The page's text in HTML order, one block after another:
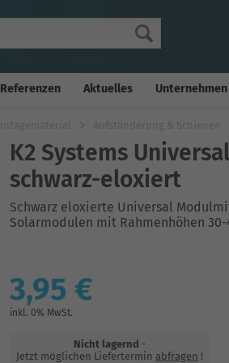
Referenzen Aktuelles Unternehmen
K2 Systems
schwarz-eloxiert
Schwarz eloxierte Universal
Solarmodulen mit Rahmenhöhen 30-
3,95 €
inkl. 0% MwSt.
Nicht lagernd -
Jetzt möglichen Liefertermin abfragen !